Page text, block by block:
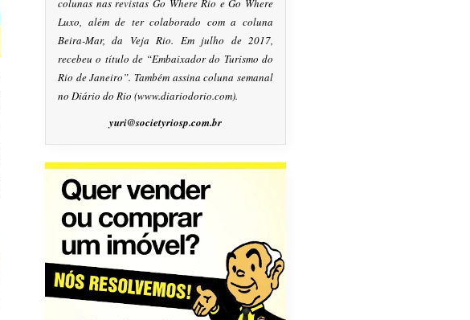
colunas nas revistas Go Where Rio e Go Where
Luxo, além de ter colaborado com a coluna
Beira-Mar, da Veja Rio. Em julho de 2017,
recebeu o título de “Embaixador do Turismo do
Rio de Janeiro”. Também assina coluna semanal
no Diário do Rio (www.diariodorio.com).
yuri@societyriosp.com.br